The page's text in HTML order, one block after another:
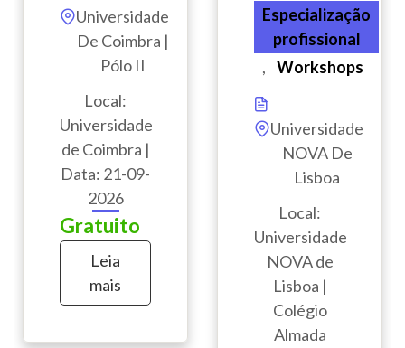
Universidade
De Coimbra |
Pólo II
Local:
Universidade
de Coimbra |
Data: 21-09-
2026
Gratuito
Leia
mais
Especialização
profissional
, Workshops
Universidade
NOVA De
Lisboa
Local:
Universidade
NOVA de
Lisboa |
Colégio
Almada